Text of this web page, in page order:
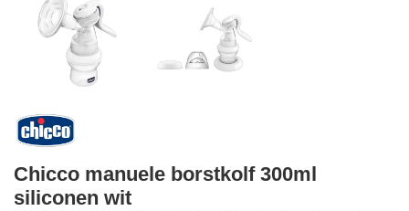
Chicco manuele borstkolf 300ml
siliconen wit